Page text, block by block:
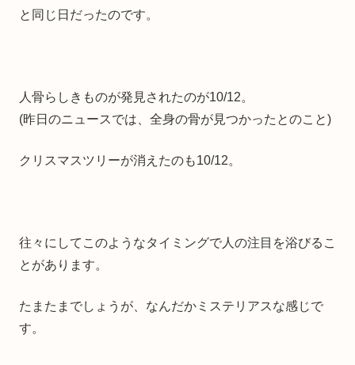
と同じ日だったのです。
人骨らしきものが発見されたのが10/12。
(昨日のニュースでは、全身の骨が見つかったとのこと)
クリスマスツリーが消えたのも10/12。
往々にしてこのようなタイミングで人の注目を浴びるこ
とがあります。
たまたまでしょうが、なんだかミステリアスな感じで
す。